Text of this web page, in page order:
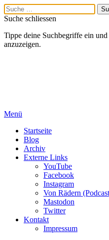
Suche schliessen
Tippe deine Suchbegriffe ein
anzuzeigen.
Menü
Startseite
Blog
Archiv
Externe Links
YouTube
Facebook
Instagram
Von Rädern
Mastodon
Twitter
Kontakt
Impressum